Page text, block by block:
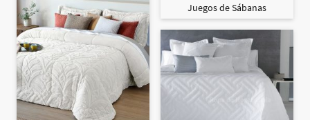
Juegos de Sábanas